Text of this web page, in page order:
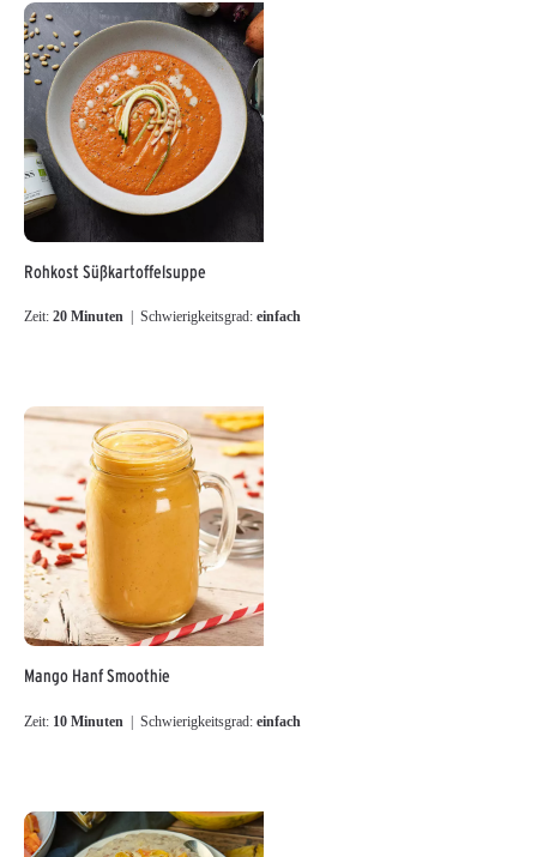
Rohkost Süßkartoffelsuppe
Zeit: 20 Minuten | Schwierigkeitsgrad: einfach
Mango Hanf Smoothie
Zeit: 10 Minuten | Schwierigkeitsgrad: einfach